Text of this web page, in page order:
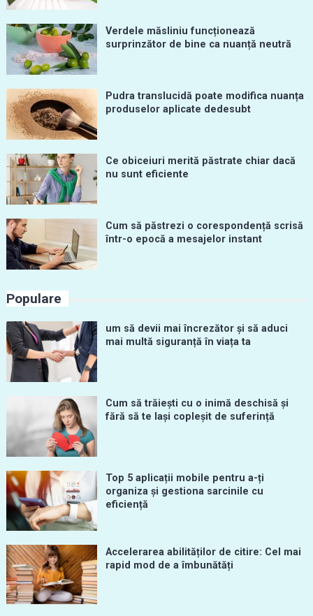
Verdele măsliniu funcționează
surprinzător de bine ca nuanță neutră
Pudra translucidă poate modifica nuanța
produselor aplicate dedesubt
Ce obiceiuri merită păstrate chiar dacă
nu sunt eficiente
Cum să păstrezi o corespondență scrisă
într-o epocă a mesajelor instant
Populare
um să devii mai încrezător și să aduci
mai multă siguranță în viața ta
Cum să trăiești cu o inimă deschisă și
fără să te lași copleșit de suferință
Top 5 aplicații mobile pentru a-ți
organiza și gestiona sarcinile cu
eficiență
Accelerarea abilităților de citire: Cel mai
rapid mod de a îmbunătăți